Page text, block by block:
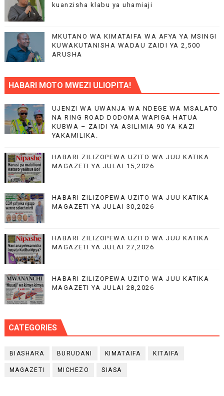
kuanzisha klabu ya uhamiaji
MKUTANO WA KIMATAIFA WA AFYA YA MSINGI
KUWAKUTANISHA WADAU ZAIDI YA 2,500
ARUSHA
HABARI MOTO MWEZI ULIOPITA!
UJENZI WA UWANJA WA NDEGE WA MSALATO
NA RING ROAD DODOMA WAPIGA HATUA
KUBWA – ZAIDI YA ASILIMIA 90 YA KAZI
YAKAMILIKA.
HABARI ZILIZOPEWA UZITO WA JUU KATIKA
MAGAZETI YA JULAI 15,2026
HABARI ZILIZOPEWA UZITO WA JUU KATIKA
MAGAZETI YA JULAI 30,2026
HABARI ZILIZOPEWA UZITO WA JUU KATIKA
MAGAZETI YA JULAI 27,2026
HABARI ZILIZOPEWA UZITO WA JUU KATIKA
MAGAZETI YA JULAI 28,2026
CATEGORIES
BIASHARA BURUDANI KIMATAIFA KITAIFA
MAGAZETI MICHEZO SIASA